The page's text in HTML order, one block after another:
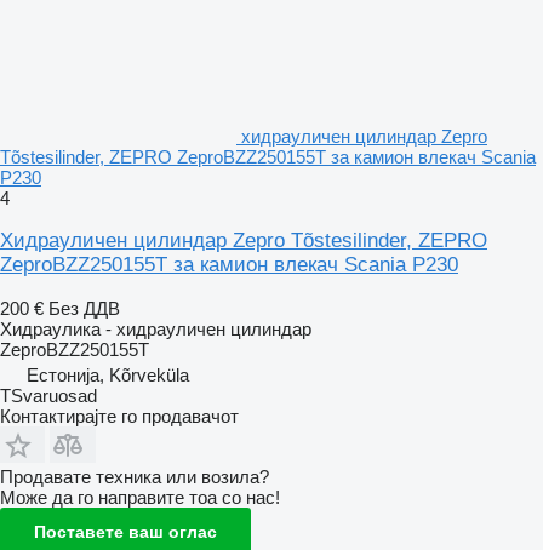
хидрауличен цилиндар Zepro
Tõstesilinder, ZEPRO ZeproBZZ250155T за камион влекач Scania
P230
4
Хидрауличен цилиндар Zepro Tõstesilinder, ZEPRO
ZeproBZZ250155T за камион влекач Scania P230
200 € Без ДДВ
Хидраулика - хидрауличен цилиндар
ZeproBZZ250155T
Естонија, Kõrveküla
TSvaruosad
Контактирајте го продавачот
Продавате техника или возила?
Може да го направите тоа со нас!
Поставете ваш оглас